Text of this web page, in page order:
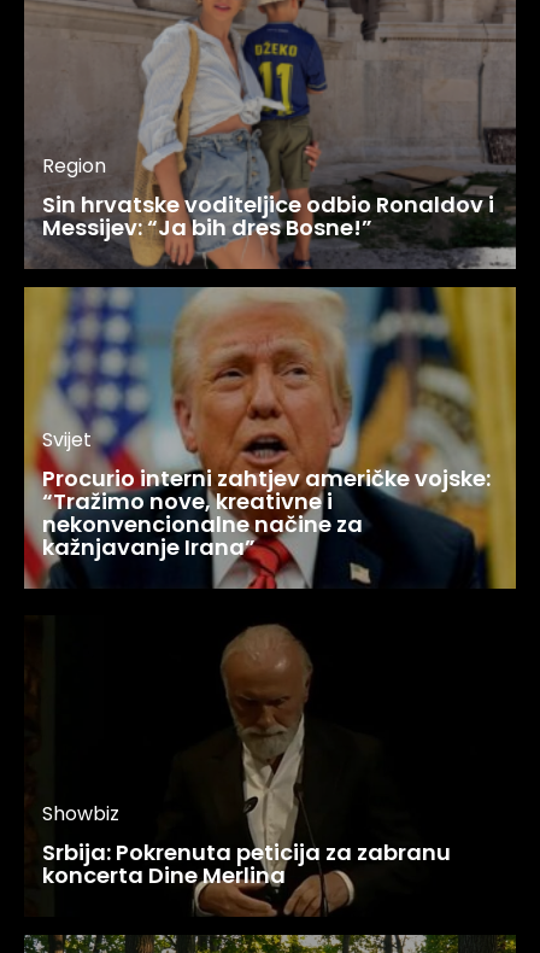
Region
Sin hrvatske voditeljice odbio Ronaldov i
Messijev: “Ja bih dres Bosne!”
Svijet
Procurio interni zahtjev američke vojske:
“Tražimo nove, kreativne i
nekonvencionalne načine za
kažnjavanje Irana”
Showbiz
Srbija: Pokrenuta peticija za zabranu
koncerta Dine Merlina